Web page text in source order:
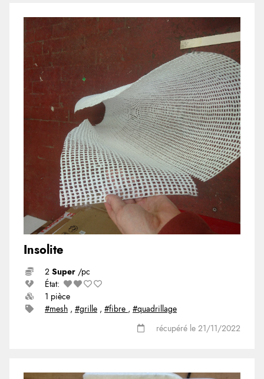
Insolite
2 Super /pc
État:
1 pièce
#mesh , #grille , #fibre , #quadrillage
récupéré le 21/11/2022